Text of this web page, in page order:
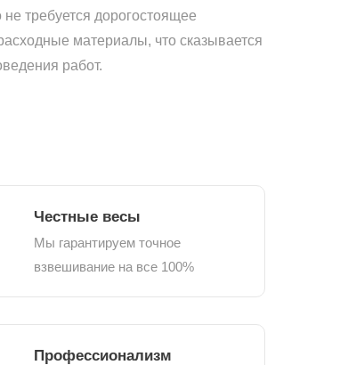
не требуется дорогостоящее
материалы, что сказывается
работ.
Честные весы
Мы гарантируем точное
взвешивание на все 100%
Профессионализм